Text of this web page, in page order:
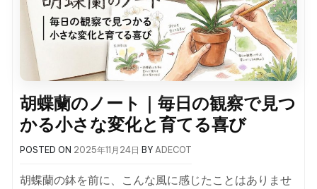
胡蝶蘭のノート｜毎日の観察で見つ
かる小さな変化と育てる喜び
POSTED ON 2025年11月24日 BY ADECOT
胡蝶蘭の鉢を前に、こんな風に感じたことはありませ